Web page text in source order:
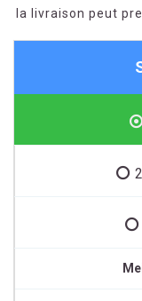
la livraison peut